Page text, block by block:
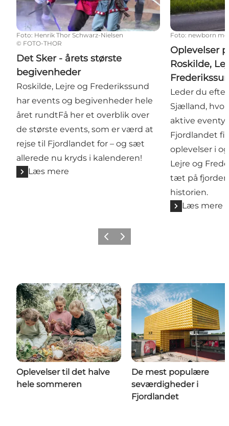
Foto: Henrik Thor Schwarz-Nielsen
© FOTO-THOR
Det Sker - årets største
begivenheder
Roskilde, Lejre og Frederikssund
har events og begivenheder hele
året rundtFå her et overblik over
de største events, som er værd at
rejse til Fjordlandet for – og sæt
allerede nu kryds i kalenderen!
Læs mere
Foto: newborn
Oplevelser
Roskilde,
Leder du
Sjælland,
aktive
Fjordlandet
oplevelser i
Lejre og
tæt på
historien.
Læs mere
Forrige billede
Næste billede
Oplevelser til det halve
hele sommeren
De mest populære
seværdigheder i
Fjordlandet